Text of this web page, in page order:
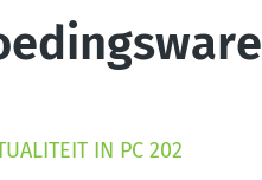
IN PC 202